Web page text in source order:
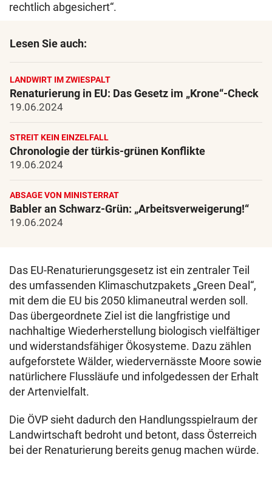
rechtlich abgesichert“.
Lesen Sie auch:
LANDWIRT IM ZWIESPALT
Renaturierung in EU: Das Gesetz im „Krone“-Check
19.06.2024
STREIT KEIN EINZELFALL
Chronologie der türkis-grünen Konflikte
19.06.2024
ABSAGE VON MINISTERRAT
Babler an Schwarz-Grün: „Arbeitsverweigerung!“
19.06.2024
Das EU-Renaturierungsgesetz ist ein zentraler Teil
des umfassenden Klimaschutzpakets „Green Deal“,
mit dem die EU bis 2050 klimaneutral werden soll.
Das übergeordnete Ziel ist die langfristige und
nachhaltige Wiederherstellung biologisch vielfältiger
und widerstandsfähiger Ökosysteme. Dazu zählen
aufgeforstete Wälder, wiedervernässte Moore sowie
natürlichere Flussläufe und infolgedessen der Erhalt
der Artenvielfalt.
Die ÖVP sieht dadurch den Handlungsspielraum der
Landwirtschaft bedroht und betont, dass Österreich
bei der Renaturierung bereits genug machen würde.